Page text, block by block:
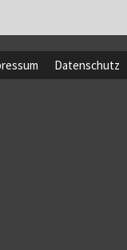
Datenschutz